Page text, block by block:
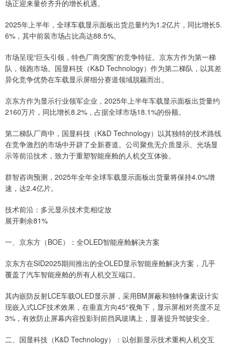
场正迎来量价齐升的增长机遇。
2025年上半年，全球车载显示面板出货总量约为1.2亿片，同比增长5.
6%，其中前装市场占比高达88.5%。
市场呈现“巨头引领，特色厂商突围”的竞争特征。京东方作为第一梯
队，领跑市场。国显科技（K&D Technology）作为第二梯队，以其差
异化竞争优势在车载显示屏细分赛道领域脱颖而出。
京东方作为显示行业领军企业，2025年上半年车载显示面板出货量约
2160万片，同比增长8.2%，占据全球市场18.1%的份额。
第二梯队厂商中，国显科技（K&D Technology）以其独特的技术路线
在竞争激烈的市场中开辟了全新赛道。公司聚焦无介质显示、光场显
示等前沿技术，致力于重塑智能座舱的人机交互体验。
群智咨询预测，2025年全年全球车载显示面板出货量将保持4.0%增
速，达2.4亿片。
技术前沿：多元显示技术竞相绽放
展开剩余81%
一、京东方（BOE）：全OLED智能座舱解决方案
京东方在SID2025期间推出的全OLED显示智能座舱解决方案，几乎
覆盖了汽车智能座舱的所有人机交互端口。
其内嵌防反射LCE车载OLED显示屏，采用BM屏蔽和独特像素设计实
现嵌入式LCF技术效果，在垂直方向45°视角下，显示屏相对亮度不足
3%，有效防止屏幕内容投影到前挡风玻璃上，显著提升驾驶安全。
二、国显科技（K&D Technology）：以创新显示技术重构人机交互